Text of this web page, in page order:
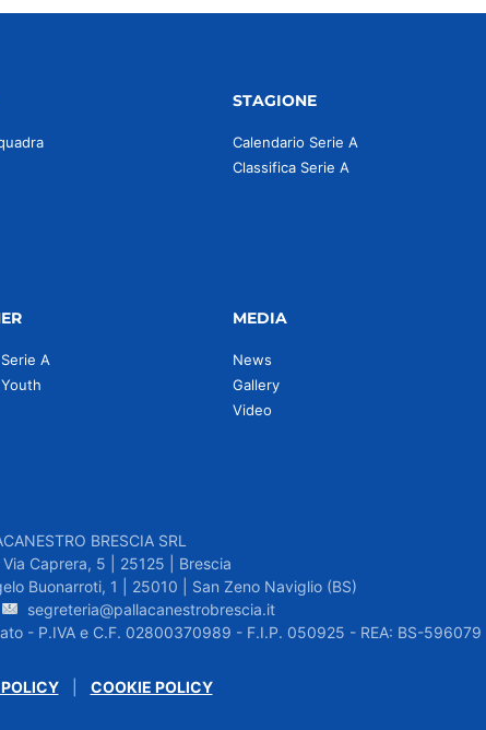
STAGIONE
Calendario Serie A
Classifica Serie A
A
MEDIA
News
Gallery
Video
BRESCIA SRL
Caprera, 5 | 25125 | Brescia
Buonarroti, 1 | 25010 | San Zeno Naviglio (BS)
segreteria@pallacanestrobrescia.it
- P.IVA e C.F. 02800370989 - F.I.P. 050925 - REA: BS-596079
| COOKIE POLICY